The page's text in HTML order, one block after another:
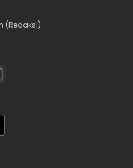
(Redaksi)